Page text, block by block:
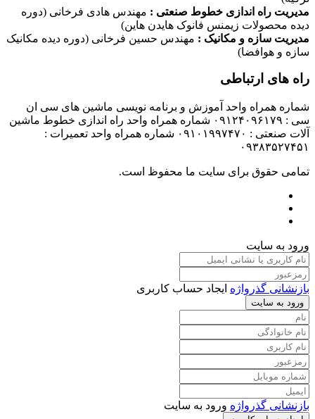
مدیریت راه اندازی خطوط صنعتی : مهندس هادی فرخانی (دوره
دیده محصولات زیمنس فانوک هایدن هاین)
مدیریت سازه و مکانیک : مهندس حسین فرخانی (دوره دیده مکانیک
سازه و هوافضا)
راه های ارتباطی
شماره همراه واحد آموزش و برنامه نویسی ماشین های سی ان
سی : ۰۹۱۲۴۰۹۶۱۷۹ شماره همراه واحد راه اندازی خطوط ماشین
آلات صنعتی : ۰۹۱۰۱۹۹۷۴۷۰ شماره همراه واحد تعمیرات :
۰۹۳۸۳۵۲۷۴۵۱
تمامی حقوق برای سایت ما محفوظ است.
ورود به سایت
بازنشانی گذرواژه ایجاد حساب کاربری
ورود به سایت
بازنشانی گذرواژه ورود به سایت